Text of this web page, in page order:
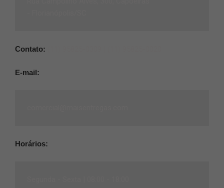
Contato:
E-mail:
Horários: